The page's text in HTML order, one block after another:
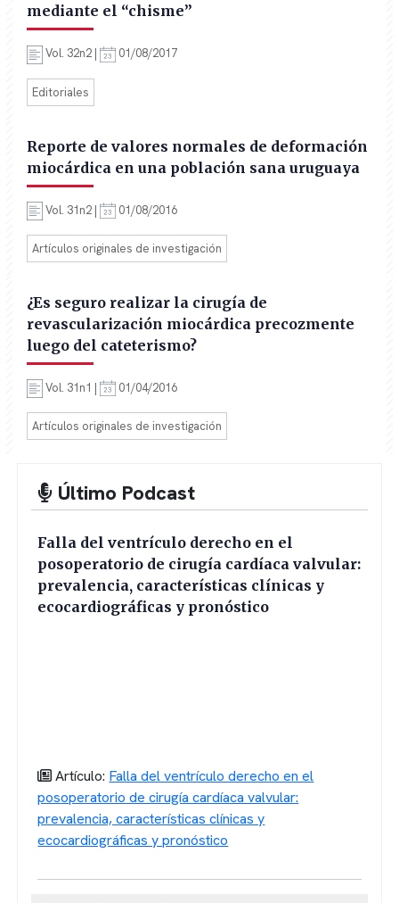
mediante el “chisme”
Vol. 32n2 | 01/08/2017
Editoriales
Reporte de valores normales de deformación
miocárdica en una población sana uruguaya
Vol. 31n2 | 01/08/2016
Artículos originales de investigación
¿Es seguro realizar la cirugía de
revascularización miocárdica precozmente
luego del cateterismo?
Vol. 31n1 | 01/04/2016
Artículos originales de investigación
Último Podcast
Falla del ventrículo derecho en el
posoperatorio de cirugía cardíaca valvular:
prevalencia, características clínicas y
ecocardiográficas y pronóstico
Artículo: Falla del ventrículo derecho en el
posoperatorio de cirugía cardíaca valvular:
prevalencia, características clínicas y
ecocardiográficas y pronóstico